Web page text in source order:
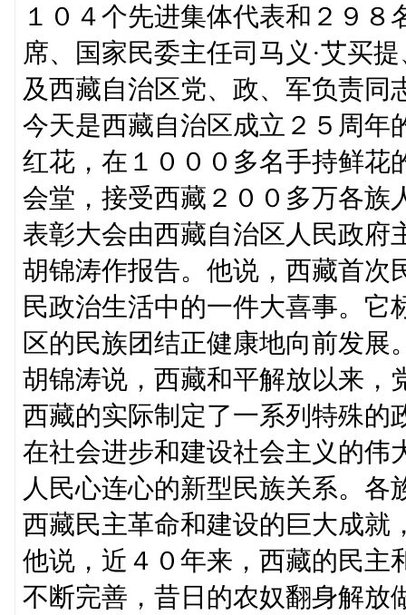
１０４个先进集体代表和２９
席、国家民委主任司马义·艾买
及西藏自治区党、政、军负责同
今天是西藏自治区成立２５周年
红花，在１０００多名手持鲜花
会堂，接受西藏２００多万各族
表彰大会由西藏自治区人民政府
胡锦涛作报告。他说，西藏首次
民政治生活中的一件大喜事。
区的民族团结正健康地向前发展
胡锦涛说，西藏和平解放以来，
西藏的实际制定了一系列特殊的
在社会进步和建设社会主义的伟
人民心连心的新型民族关系。
西藏民主革命和建设的巨大成就
他说，近４０年来，西藏的民主
不断完善，昔日的农奴翻身解放